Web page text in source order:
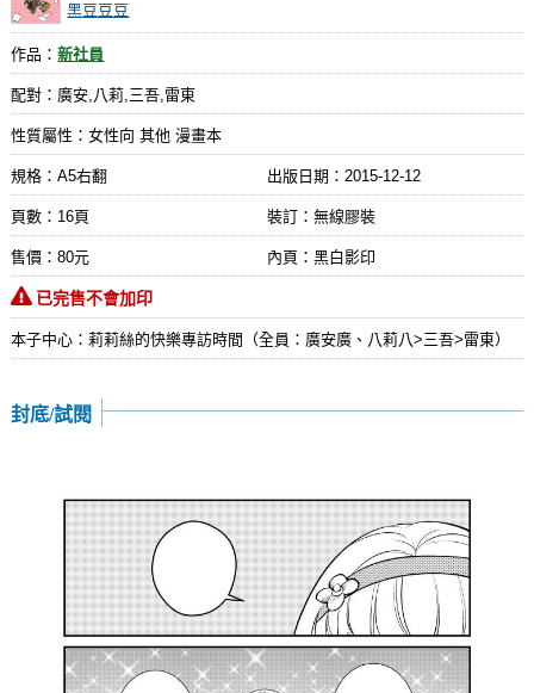
黑豆豆豆
作品：新社員
配對：廣安,八莉,三吾,雷東
性質屬性：女性向 其他 漫畫本
規格：A5右翻 出版日期： 2015-12-12
頁數：16頁 裝訂：無線膠裝
售價：80元 內頁：黑白影印
已完售不會加印
本子中心：莉莉絲的快樂專訪時間（全員：廣安廣、八莉八>三吾>雷東）
封底/試閱